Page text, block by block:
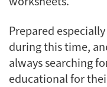
Prepared
during this time,
always searching
educational for